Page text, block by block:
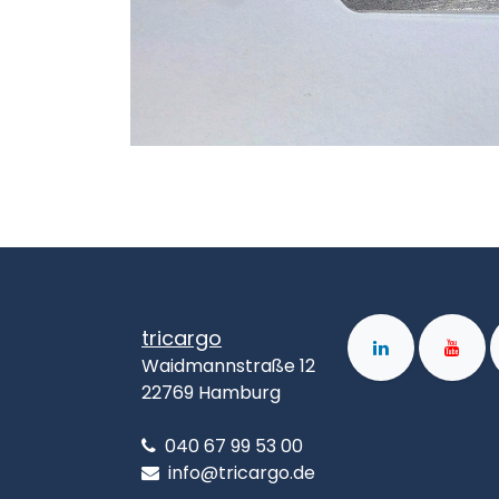
tricargo
Waidmannstraße 12
22769 Hamburg
040 67 99 53 00
info@tricargo.de